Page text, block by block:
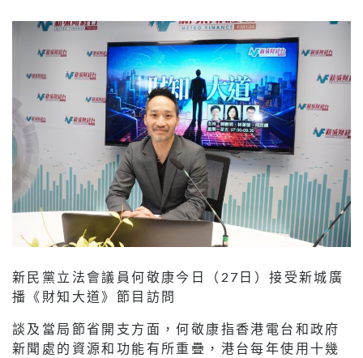
新民黨立法會議員何敬康今日（27日）接受新城廣
播《財知大道》節目訪問
談及當局節省開支方面，何敬康指香港電台和政府
新聞處的資源和功能有所重疊，港台每年使用十幾